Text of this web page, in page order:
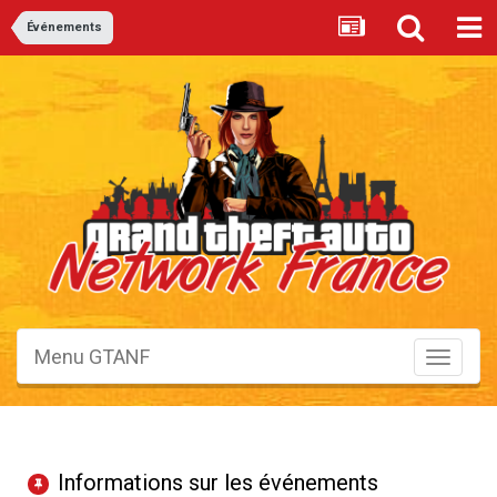
Événements
Toggle
Menu GTANF
Informations sur les événements